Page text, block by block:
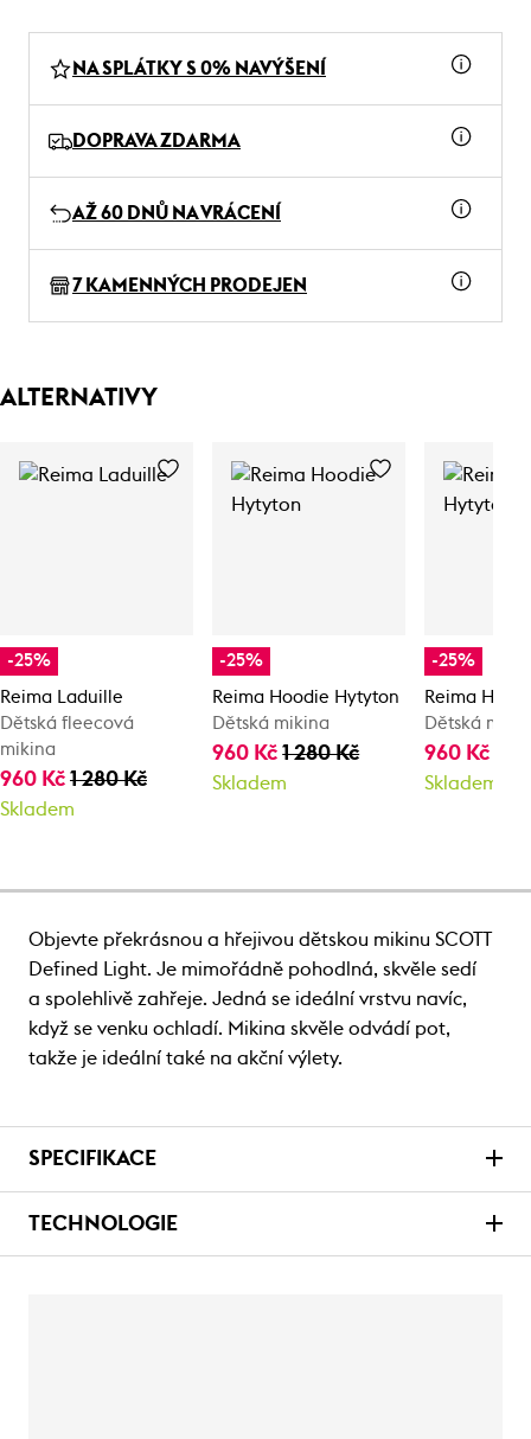
NA SPLÁTKY S 0% NAVÝŠENÍ
DOPRAVA ZDARMA
AŽ 60 DNŮ NA VRÁCENÍ
7 KAMENNÝCH PRODEJEN
ALTERNATIVY
-25%
Reima Laduille
Dětská fleecová
mikina
960 Kč 1 280 Kč
Skladem
-25%
Reima Hoodie Hytyton
Dětská mikina
960 Kč1 280 Kč
Skladem
-25%
Reima
Dětská
960 Kč
Skladem
Objevte překrásnou a hřejivou dětskou mikinu SCOTT
Defined Light. Je mimořádně pohodlná, skvěle sedí
a spolehlivě zahřeje. Jedná se ideální vrstvu navíc,
když se venku ochladí. Mikina skvěle odvádí pot,
takže je ideální také na akční výlety.
SPECIFIKACE
TECHNOLOGIE